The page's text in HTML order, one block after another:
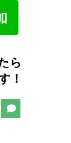
ら
！